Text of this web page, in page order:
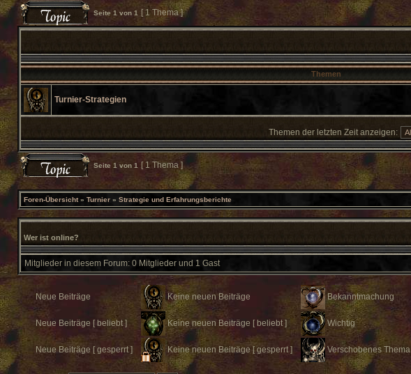
Seite 1 von 1 [ 1 Thema ]
Themen
Turnier-Strategien
Themen der letzten Zeit anzeigen:
Seite 1 von 1 [ 1 Thema ]
Foren-Übersicht» Turnier » Strategie und Erfahrungsberichte
Wer ist online?
Mitglieder in diesem Forum: 0 Mitglieder und 1 Gast
Neue Beiträge Keine neuen Beiträge Bekanntmachung
Neue Beiträge [ beliebt ] Keine neuen Beiträge [ beliebt ] Wichtig
Neue Beiträge [ gesperrt ] Keine neuen Beiträge [ gesperrt ] Verschobenes Thema